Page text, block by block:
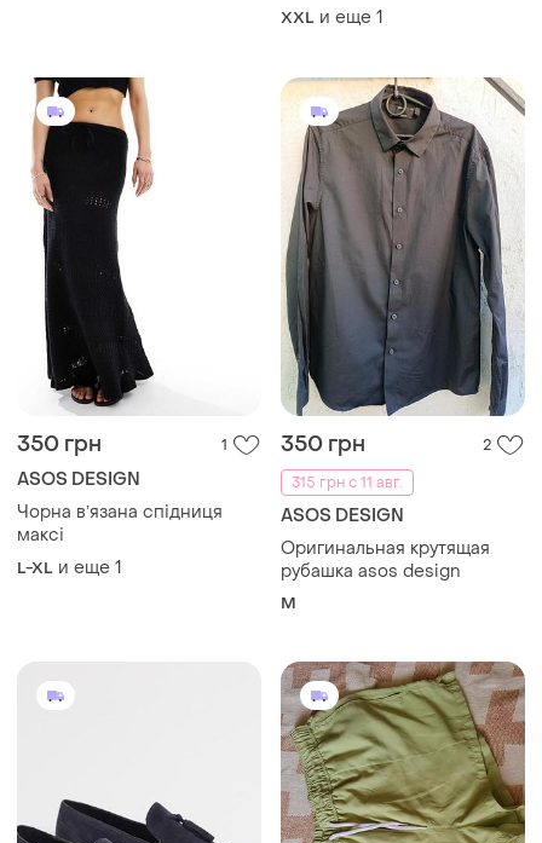
XXL и еще 1
350 грн 1
ASOS DESIGN
Чорна вʼязана спідниця
максі
L-XL и еще 1
350 грн
2
315 грн с 11 авг.
ASOS DESIGN
Оригинальная крутящая
рубашка asos design
M